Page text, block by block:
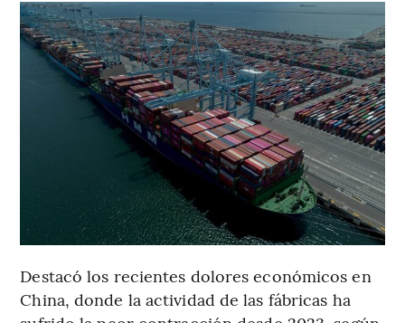
Destacó los recientes dolores económicos en
China, donde la actividad de las fábricas ha